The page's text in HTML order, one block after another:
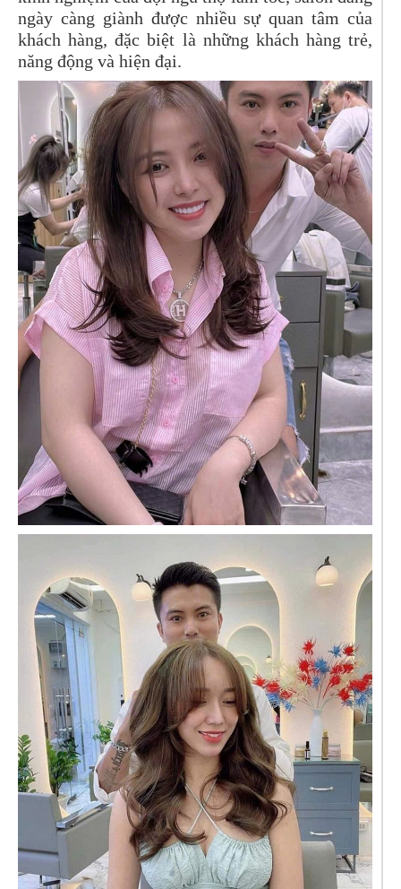
ngày càng giành được nhiều sự quan tâm của
khách hàng, đặc biệt là những khách hàng trẻ,
năng động và hiện đại.